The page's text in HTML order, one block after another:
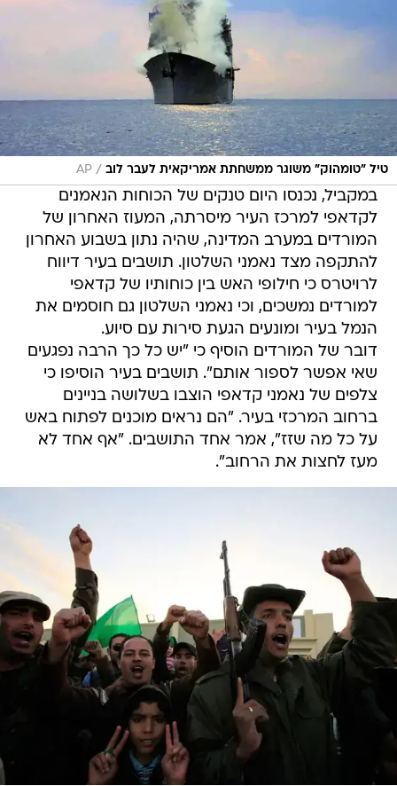
טיל "טומהוק" משוגר ממשחתת אמריקאית לעבר לוב /
AP
במקביל, נכנסו היום טנקים של הכוחות הנאמנים
לקדאפי למרכז העיר מיסרתה, המעוז האחרון של
המורדים במערב המדינה, שהיה נתון בשבוע האחרון
להתקפה מצד נאמני השלטון. תושבים בעיר דיווח
לרויטרס כי חילופי האש בין כוחותיו של קדאפי
למורדים נמשכים, וכי נאמני השלטון גם חוסמים את
הנמל בעיר ומונעים הגעת סירות עם סיוע.
דובר של המורדים הוסיף כי "יש כל כך הרבה נפגעים
שאי אפשר לספור אותם". תושבים בעיר הוסיפו כי
צלפים של נאמני קדאפי הוצבו בשלושה בניינים
ברחוב המרכזי בעיר. "הם נראים מוכנים לפתוח באש
על כל מה שזז", אמר אחד התושבים. "אף אחד לא
מעז לחצות את הרחוב".